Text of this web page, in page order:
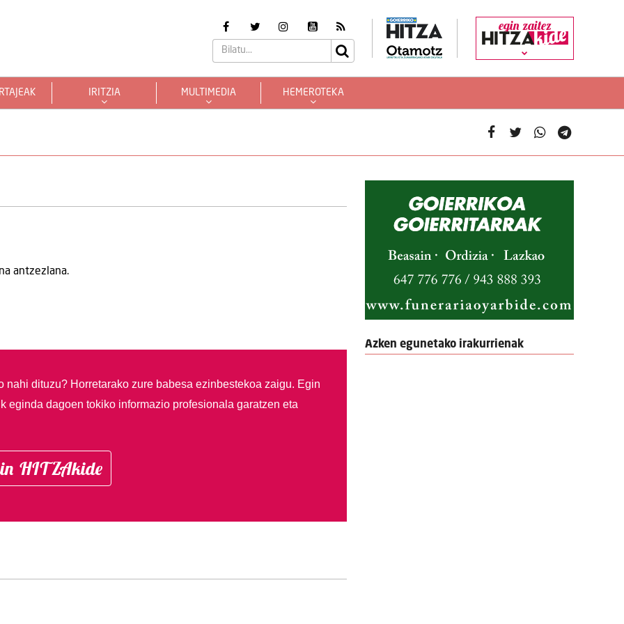
egin zaitez
IRITZIA MULTIMEDIA HEMEROTEKA
antzezlana.
nahi dituzu? Horretarako zure babesa ezinbestekoa zaigu. Egin
eginda dagoen tokiko informazio profesionala garatzen eta
HITZAkide
Azken egunetako irakurrienak